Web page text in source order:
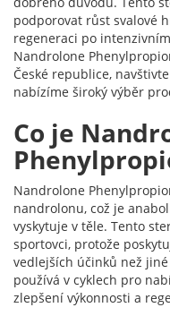
podporovat růst svalové
regeneraci po
Nandrolone
České republice,
nabízíme široký výběr
Co je
Nandrolone
nandrolonu, což je
vyskytuje v těle. Tento
sportovci, protože
vedlejších účinků než
používá v cyklech pro
zlepšení výkonnosti a